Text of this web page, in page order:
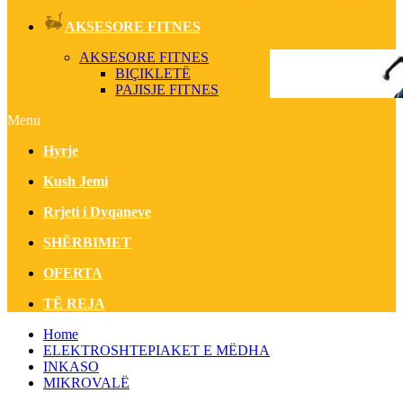
AKSESORE FITNES
AKSESORE FITNES
BIÇIKLETË
PAJISJE FITNES
Menu
Hyrje
Kush Jemi
Rrjeti i Dyqaneve
SHËRBIMET
OFERTA
TË REJA
Home
ELEKTROSHTEPIAKET E MËDHA
INKASO
MIKROVALË